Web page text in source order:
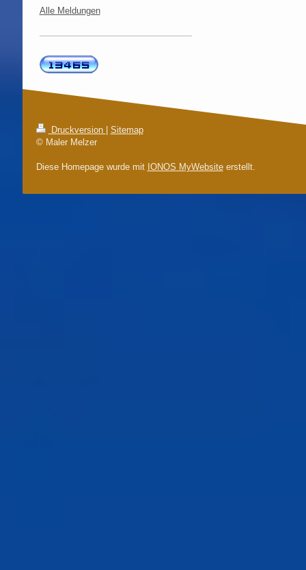
Alle Meldungen
Druckversion
Sitemap
© Maler Melzer
Diese Homepage wurde mit IONOS MyWebsiteerstellt.